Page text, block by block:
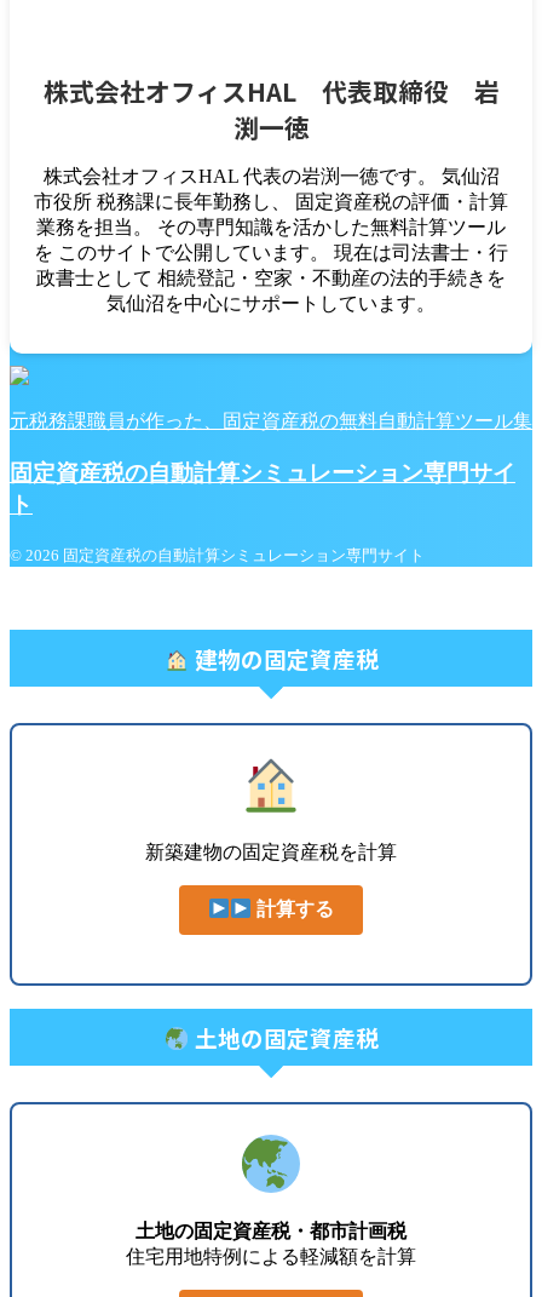
株式会社オフィスHAL 代表取締役 岩
渕一徳
株式会社オフィスHAL 代表の岩渕一徳です。 気仙沼
市役所 税務課に長年勤務し、 固定資産税の評価・計算
業務を担当。 その専門知識を活かした無料計算ツール
を このサイトで公開しています。 現在は司法書士・行
政書士として 相続登記・空家・不動産の法的手続きを
気仙沼を中心にサポートしています。
元税務課職員が作った、固定資産税の無料自動計算ツール集
固定資産税の自動計算シミュレーション専門サイ
ト
© 2026 固定資産税の自動計算シミュレーション専門サイト
建物の固定資産税
新築建物の固定資産税を計算
計算する
土地の固定資産税
土地の固定資産税・都市計画税
住宅用地特例による軽減額を計算